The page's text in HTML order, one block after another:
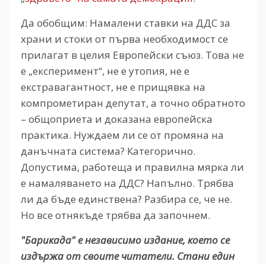
Да обобщим: Намалени ставки на ДДС за
храни и стоки от първа необходимост се
прилагат в целия Европейски съюз. Това не
е „експеримент“, не е утопия, не е
екстравагантност, не е прищявка на
компрометиран депутат, а точно обратното
– общоприета и доказана европейска
практика. Нуждаем ли се от промяна на
данъчната система? Категорично.
Допустима, работеща и правилна мярка ли
е намаляването на ДДС? Напълно. Трябва
ли да бъде единствена? Разбира се, че не.
Но все отнякъде трябва да започнем.
"Барикада" е независимо издание, което се
издържа от своите читатели. Стани един